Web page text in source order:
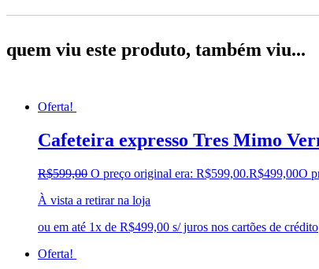
quem viu este produto, também viu...
Oferta!
Cafeteira expresso Tres Mimo
R$599,00 O preço original era: R$599,00.R$499,00O
À vista a retirar na loja
ou em até 1x de R$499,00 s/ juros nos cartões de crédito
Oferta!